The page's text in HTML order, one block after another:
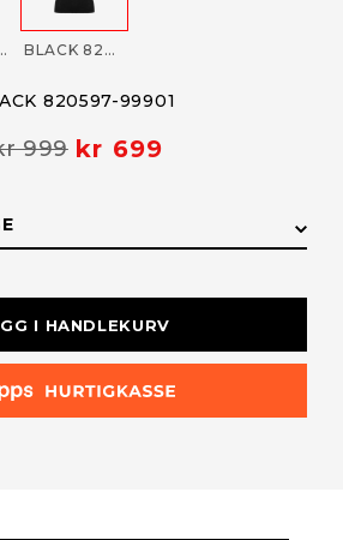
21101 BLACK 820597-99901
820597-99901
999 kr 699
LAGERSTATUS
I HANDLEKURV